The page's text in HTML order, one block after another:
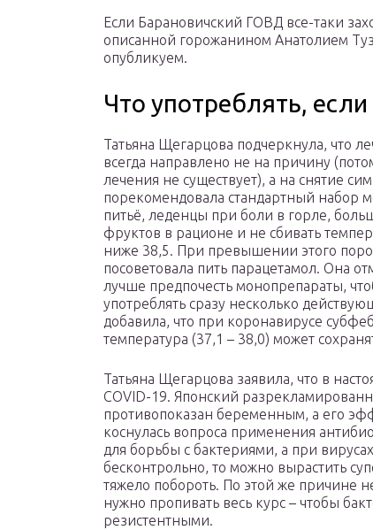
Если Барановичский ГОВД все-таки
описанной горожанином Анатолием
опубликуем.
Что употреблять,
Татьяна Щегарцова подчеркнула, что
всегда направлено не на причину
лечения не существует), а на снятие
порекомендовала стандартный набор
питьё, леденцы при боли в горле,
фруктов в рационе и не сбивать
ниже 38,5. При превышении этого
посоветовала пить парацетамол. Она
лучше предпочесть монопрепараты,
употреблять сразу несколько
добавила, что при коронавирусе
температура (37,1 – 38,0) может
Татьяна Щегарцова заявила, что в
COVID-19. Японский
противопоказан беременным, а его
коснулась вопроса применения
для борьбы с бактериями, а при
бесконтрольно, то можно вырастить
тяжело побороть. По этой же причине
нужно пропивать весь курс – чтобы
резистентными.